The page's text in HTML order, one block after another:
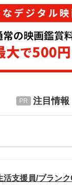
注目情報
活支援員/ブラン